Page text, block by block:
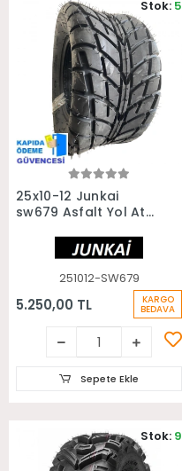
Sepete Ekle
25x10-12 Junkai
sw679 Asfalt Yol Atv
251012-SW679
5.250,00 TL KARGO
BEDAVA
Stok: 5
Sepete Ekle
Stok: 9